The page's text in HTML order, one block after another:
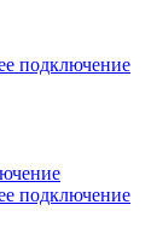
подключение
подключение